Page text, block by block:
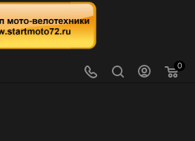
0